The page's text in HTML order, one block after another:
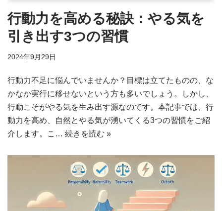
行動力を高める秘訣：やる気を
引き出す3つの習慣
2024年9月29日
行動力不足に悩んでいませんか？目標は立てたものの、な
かなか実行に移せないという方も多いでしょう。しかし、
行動こそがやる気を生み出す源なのです。本記事では、行
動力を高め、自然とやる気が湧いてくる3つの習慣をご紹
介します。こ… 続きを読む »